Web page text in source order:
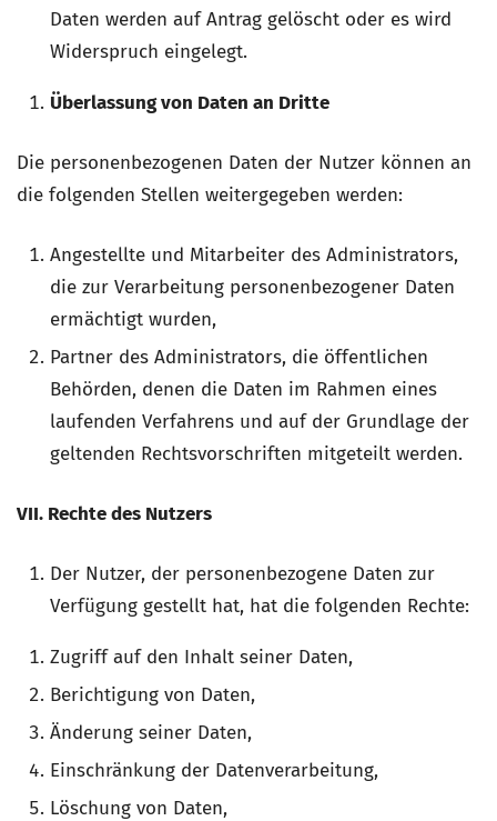
Daten werden auf Antrag gelöscht oder es wird
Widerspruch eingelegt.
Überlassung von Daten an Dritte
Die personenbezogenen Daten der Nutzer können an
die folgenden Stellen weitergegeben werden:
Angestellte und Mitarbeiter des Administrators,
die zur Verarbeitung personenbezogener Daten
ermächtigt wurden,
Partner des Administrators, die öffentlichen
Behörden, denen die Daten im Rahmen eines
laufenden Verfahrens und auf der Grundlage der
geltenden Rechtsvorschriften mitgeteilt werden.
VII. Rechte des Nutzers
Der Nutzer, der personenbezogene Daten zur
Verfügung gestellt hat, hat die folgenden Rechte:
Zugriff auf den Inhalt seiner Daten,
Berichtigung von Daten,
Änderung seiner Daten,
Einschränkung der Datenverarbeitung,
Löschung von Daten,